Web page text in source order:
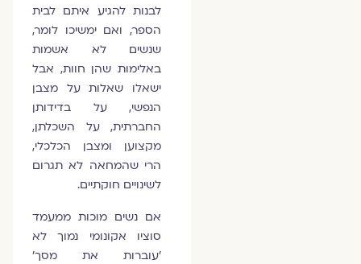
לבנות להגיע איתם לבית
הספר, ואם ימשיכו לומר,
שנשים לא אשמות
באלימות שהן חוות, אבל
ישאלו שאלות על מצבן
הנפשי, על בדידותן
החברתית, על השכלתן,
מקצוען ומצבן הכלכלי,
הרי שהמחאה לא תגרום
לשינויים חוקתיים.
אם נשים מוכות ממעמד
סוציו אקונומי נמוך לא
'עוברות את מסך'